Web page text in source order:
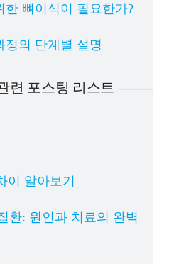
뼈이식이 필요한가?
의 단계별 설명
련 포스팅 리스트
이 알아보기
환: 원인과 치료의 완벽